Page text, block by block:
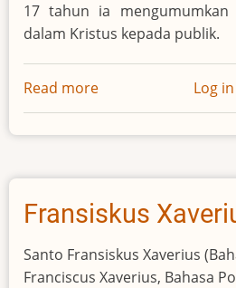
17 tahun ia mengumumkan
dalam Kristus kepada publik.
Read more
John
Wilbur
Log in
Fransiskus
Santo Fransiskus Xaverius
Franciscus Xaverius, Bahasa